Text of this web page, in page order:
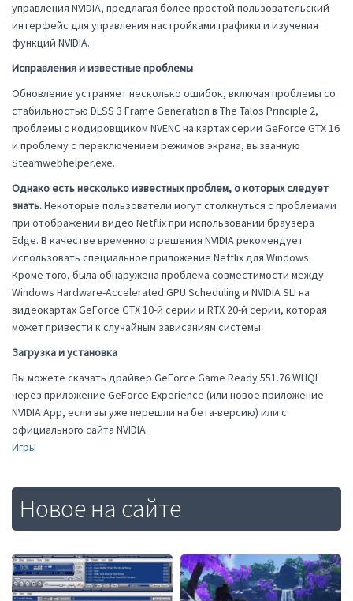
управления NVIDIA, предлагая более простой пользовательский
интерфейс для управления настройками графики и изучения
функций NVIDIA.
Исправления и известные проблемы
Обновление устраняет несколько ошибок, включая проблемы со
стабильностью DLSS 3 Frame Generation в The Talos Principle 2,
проблемы с кодировщиком NVENC на картах серии GeForce GTX 16
и проблему с переключением режимов экрана, вызванную
Steamwebhelper.exe.
Однако есть несколько известных проблем, о которых следует
знать.Некоторые пользователи могут столкнуться с проблемами
при отображении видео Netflix при использовании браузера
Edge. В качестве временного решения NVIDIA рекомендует
использовать специальное приложение Netflix для Windows.
Кроме того, была обнаружена проблема совместимости между
Windows Hardware-Accelerated GPU Scheduling и NVIDIA SLI на
видеокартах GeForce GTX 10-й серии и RTX 20-й серии, которая
может привести к случайным зависаниям системы.
Загрузка и установка
Вы можете скачать драйвер GeForce Game Ready 551.76 WHQL
через приложение GeForce Experience (или новое приложение
NVIDIA App, если вы уже перешли на бета-версию) или с
официального сайта NVIDIA.
Игры
Новое на сайте